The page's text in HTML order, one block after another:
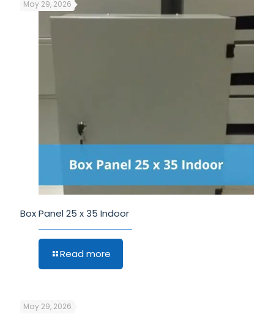
May 29, 2026
Box Panel 25 x 35 Indoor
Read more
May 29, 2026